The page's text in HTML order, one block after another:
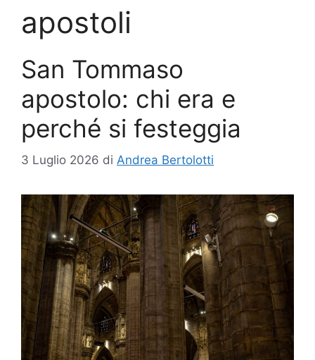
apostoli
San Tommaso
apostolo: chi era e
perché si festeggia
3 Luglio 2026 di Andrea Bertolotti